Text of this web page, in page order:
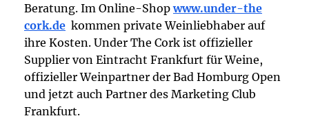
Beratung. Im Online-Shopwww.under-the
cork.de kommen private Weinliebhaber auf
ihre Kosten. Under The Cork ist offizieller
Supplier von Eintracht Frankfurt für Weine,
offizieller Weinpartner der Bad Homburg Open
und jetzt auch Partner des Marketing Club
Frankfurt.